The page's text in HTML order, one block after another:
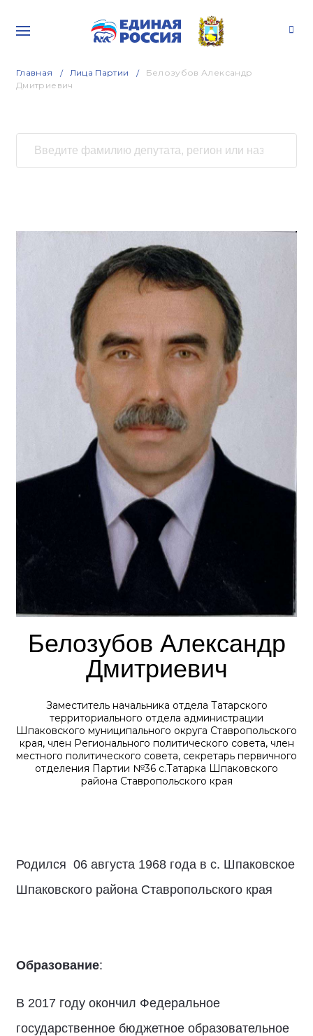
Главная Лица Партии
Белозубов Александр
Дмитриевич
Белозубов Александр
Дмитриевич
Заместитель начальника отдела Татарского
территориального отдела администрации
Шпаковского муниципального округа Ставропольского
края, член Регионального политического совета, член
местного политического совета, секретарь первичного
отделения Партии №36 с.Татарка Шпаковского
района Ставропольского края
Родился 06 августа 1968 года в с. Шпаковское
Шпаковского района Ставропольского края
Образование:
В 2017 году окончил Федеральное
государственное бюджетное образовательное